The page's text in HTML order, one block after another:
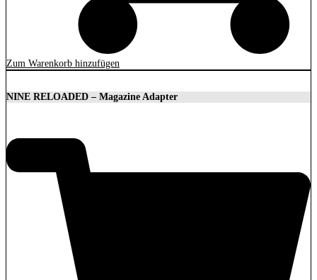
Zum Warenkorb hinzufügen
NINE RELOADED – Magazine Adapter